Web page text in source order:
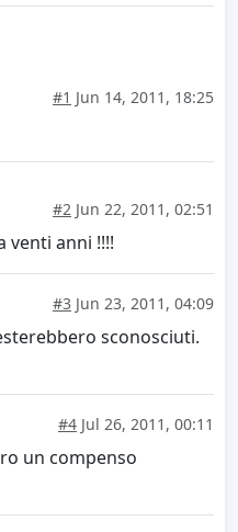
#1 Jun 14, 2011, 18:25
#2 Jun 22, 2011, 02:51
venti anni !!!!
#3 Jun 23, 2011, 04:09
sconosciuti.
#4 Jul 26, 2011, 00:11
un compenso